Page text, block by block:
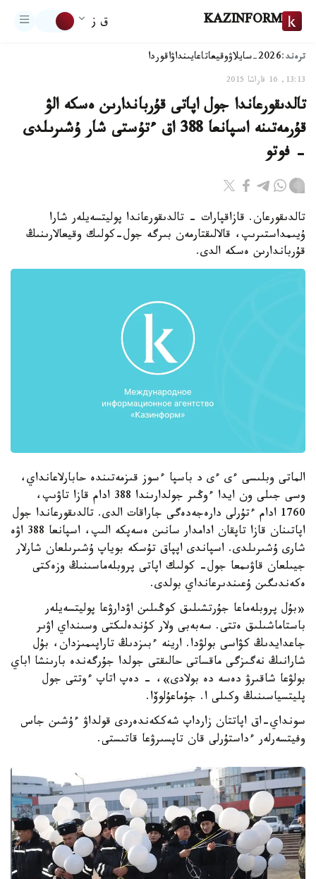
KAZINFORM ق ز
ترەند:2026-سايلاۋ وقيعاتاعايىنداۋاقوردا
13:13, 16 قاراشا 2015
تالدىقورعاندا جول اپاتى قۇرباندارىن ەسكە الۋ
قۇرمەتىنە اسپانعا 388 اق ءتۇستى شار ۇشىرىلدى
- فوتو
تالدىقورعان. قازاقپارات - تالدىقورعاندا پوليتسەيلەر شارا
ۇيىمداستىرىپ، قالالىقتارمەن بىرگە جول-كولىك وقيعالارىنىڭ
قۇرباندارىن ەسكە الدى.
الماتى وبلىسى ءى ءى د باسپا ءسوز قىزمەتىندە حابارلاعانداي،
وسى جىلى ون ايدا ءوڭىر جولدارىندا 388 ادام قازا تاۋىپ،
1760 ادام ءتۇرلى دارەجەدەگى جاراقات الدى. تالدىقورعاندا جول
اپاتىنان قازا تاپقان ادامدار سانىن ەسەپكە الىپ، اسپانعا 388 اۋە
شارى ۇشىرىلدى. اسپاندى اپپاق تۇسكە بوياپ ۇشىرىلعان شارلار
جيىلعان قاۋىمعا جول- كولىك اپاتى پروبلەماسىنىڭ وزەكتى
ەكەندىگىن ۇعىندىرعانداي بولدى.
«بۇل پروبلەماعا جۇرتشىلىق كوڭىلىن اۋدارۋعا پوليتسەيلەر
باستاماشىلىق ەتتى. سەبەبى ولار كۇندەلىكتى وسىنداي اۋىر
جاعدايدىڭ كۋاسى بولۋدا. ارينە ءبىزدىڭ تاراپىمىزدان، بۇل
شارانىڭ نەگىزگى ماقساتى حالىقتى جولدا جۇرگەندە بارىنشا اباي
بولۋعا شاقىرۋ دەسە دە بولادى»، - دەپ اتاپ ءوتتى جول
پليتسياسىنىڭ وكىلى ا. جۇماعۇلوۆا.
سونداي-اق اپاتتان زارداپ شەككەندەردى قولداۋ ءۇشىن جاس
وفيتسەرلەر ءداستۇرلى قان تاپسىرۋعا قاتىستى.